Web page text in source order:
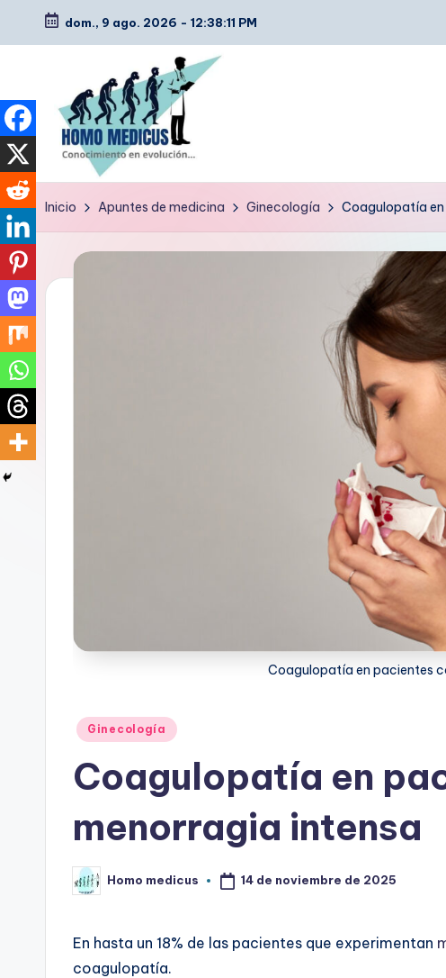
Saltar
contenido
dom., 9 ago. 2026 - 12:38:12 PM
H
o
m
Guías
estudio,
resúmenes,
Inicio Apuntes de medicina Ginecología Coagulopatía
Coagulopatía en pacientes
Publicado
Ginecología
Coagulopatía en
menorragia intensa
Publicado
por
Homo medicus 14 de noviembre de 2025
En hasta un 18% de las pacientes que experimentan
coagulopatía.